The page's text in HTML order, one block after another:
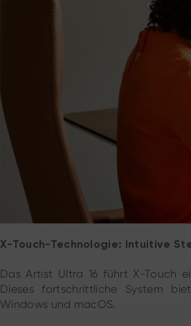
X-Touch-Technologie: Intuitive
Das Artist Ultra 16 führt X-Touch
Dieses fortschrittliche System
Windows und macOS.